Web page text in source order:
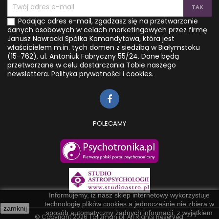
zamknij
Informujemy, iż nasz sklep internetowy wykorzystuje
technologię plików cookies a jednocześnie nie zbiera w
sposób automatyczny żadnych informacji, z wyjątkiem
Podając adres e-mail, zgadzasz się na przetwarzanie
danych osobowych w celach marketingowych przez firmę
Janusz Nawrocki Spółka Komandytowa, która jest
właścicielem m.in. tych domen z siedzibą w Białymstoku
(15-762), ul. Antoniuk Fabryczny 55/24. Dane będą
przetwarzane w celu dostarczania Tobie naszego
newslettera. Polityka prywatności i cookies.
POLECAMY
© Copyright 2026 Talizman.pl. All Rights Reserved.